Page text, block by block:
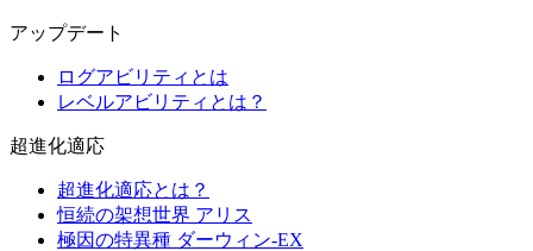
アップデート
ログアビリティとは
レベルアビリティとは？
超進化適応
超進化適応とは？
恒続の架想世界 アリス
極因の特異種 ダーウィン-EX